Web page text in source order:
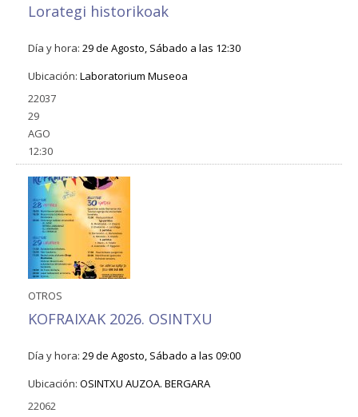
Lorategi historikoak
Día y hora: 29 de Agosto, Sábado a las 12:30
Ubicación: Laboratorium Museoa
22037
29
AGO
12:30
OTROS
KOFRAIXAK 2026. OSINTXU
Día y hora: 29 de Agosto, Sábado a las 09:00
Ubicación: OSINTXU AUZOA. BERGARA
22062